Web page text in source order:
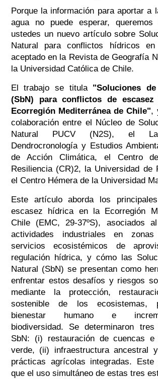
Porque la información para aportar a
agua no puede esperar, queremos
ustedes un nuevo artículo sobre
Natural para conflictos hídricos
aceptado en la Revista de Geografía
la Universidad Católica de Chile.
El trabajo se titula "Soluciones
(SbN) para conflictos de
Ecorregión Mediterránea de Chile",
colaboración entre el Núcleo de
Natural PUCV (N2S), el
Dendrocronología y Estudios
de Acción Climática, el Centro
Resiliencia (CR)2, la Universidad de
el Centro Hémera de la Universidad
Este artículo aborda los
escasez hídrica en la Ecorregión
Chile (EMC, 29-37ºS), asociados
actividades industriales en
servicios ecosistémicos de
regulación hídrica, y cómo las
Natural (SbN) se presentan como
enfrentar estos desafíos y riesgos
mediante la protección,
sostenible de los ecosistemas,
bienestar humano e
biodiversidad. Se determinaron
SbN: (i) restauración de cuencas e
verde, (ii) infraestructura ancestral
prácticas agrícolas integradas.
que el uso simultáneo de estas tres